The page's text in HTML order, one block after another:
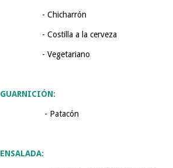
- Chicharrón
- Costilla a la cerveza
- Vegetariano
GUARNICIÓN:
- Patacón
ENSALADA: